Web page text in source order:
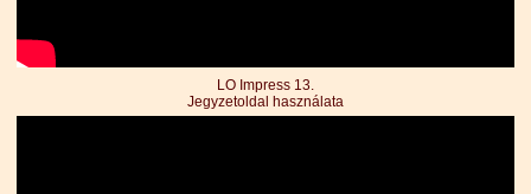
LO Impress 13.
Jegyzetoldal használata